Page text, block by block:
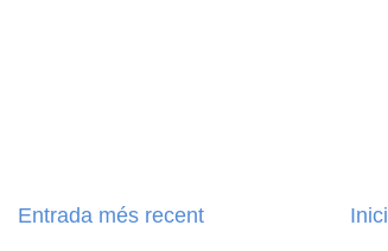
Entrada més recent Inici